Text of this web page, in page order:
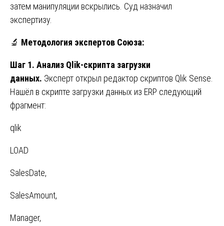
затем манипуляции вскрылись. Суд назначил
экспертизу.
🔬 Методология экспертов Союза:
Шаг 1. Анализ Qlik-скрипта загрузки
данных. Эксперт открыл редактор скриптов Qlik Sense.
Нашёл в скрипте загрузки данных из ERP следующий
фрагмент:
qlik
LOAD
SalesDate,
SalesAmount,
Manager,